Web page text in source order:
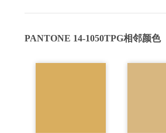
PANTONE 14-1050TPG相邻颜色